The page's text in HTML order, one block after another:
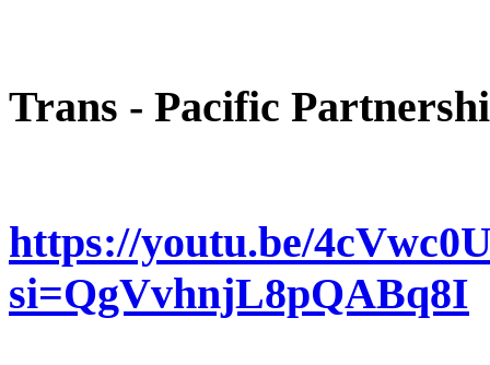
Trans - Pacific
https://youtu.be/
si=QgVvhnjL8pQABq8I